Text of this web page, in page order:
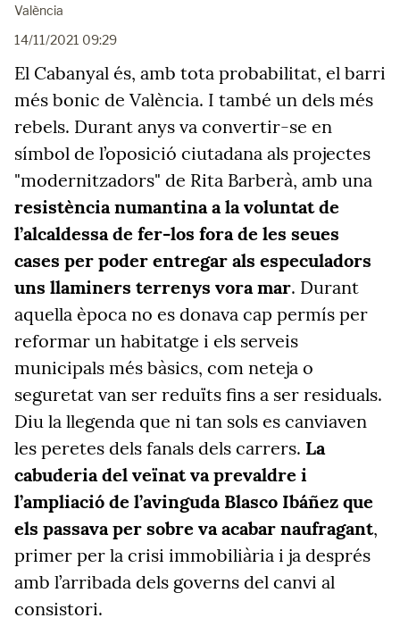
València
14/11/2021 09:29
El Cabanyal és, amb tota probabilitat, el barri
més bonic de València. I també un dels més
rebels. Durant anys va convertir-se en
símbol de l’oposició ciutadana als projectes
"modernitzadors" de Rita Barberà, amb una
resistència numantina a la voluntat de
l’alcaldessa de fer-los fora de les seues
cases per poder entregar als especuladors
uns llaminers terrenys vora mar. Durant
aquella època no es donava cap permís per
reformar un habitatge i els serveis
municipals més bàsics, com neteja o
seguretat van ser reduïts fins a ser residuals.
Diu la llegenda que ni tan sols es canviaven
les peretes dels fanals dels carrers. La
cabuderia del veïnat va prevaldre i
l’ampliació de l’avinguda Blasco Ibáñez que
els passava per sobre va acabar naufragant,
primer per la crisi immobiliària i ja després
amb l’arribada dels governs del canvi al
consistori.